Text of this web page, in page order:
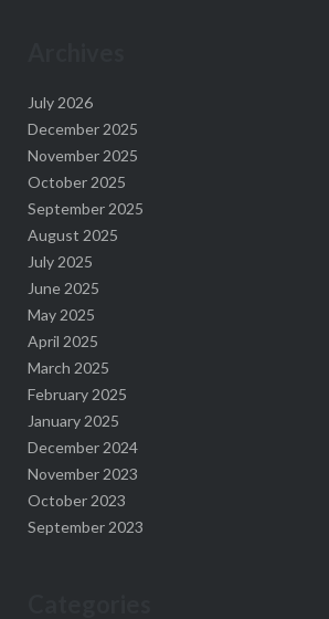
July 2026
December 2025
November 2025
October 2025
September 2025
August 2025
July 2025
June 2025
May 2025
April 2025
March 2025
February 2025
January 2025
December 2024
November 2023
October 2023
September 2023